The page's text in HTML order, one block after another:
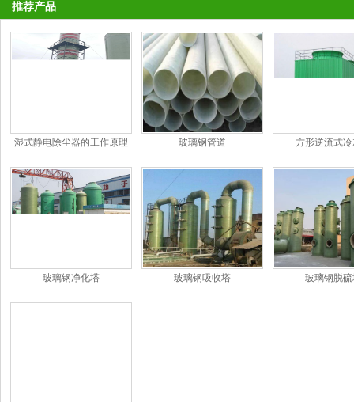
推荐产品
湿式静电除尘器的工作原理
玻璃钢管道 方形逆流式
玻璃钢净化塔 玻璃钢吸收塔 玻璃钢脱